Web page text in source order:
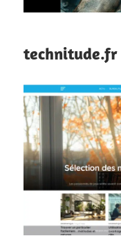
technitude.fr